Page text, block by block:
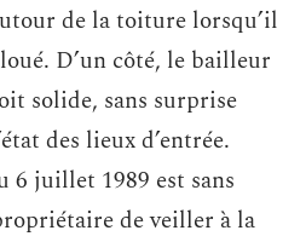
de la toiture lorsqu’il
D’un côté, le bailleur
solide, sans surprise
des lieux d’entrée.
6 juillet 1989 est sans
de veiller à la